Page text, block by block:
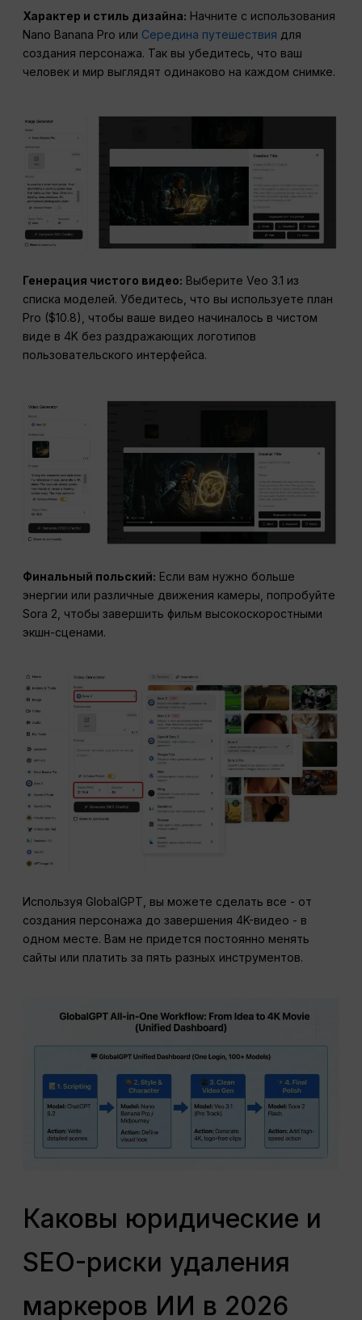
Характер и стиль дизайна: Начните с использования
Nano Banana Pro или Середина путешествия для
создания персонажа. Так вы убедитесь, что ваш
человек и мир выглядят одинаково на каждом снимке.
Генерация чистого видео: Выберите Veo 3.1 из
списка моделей. Убедитесь, что вы используете план
Pro ($10.8), чтобы ваше видео начиналось в чистом
виде в 4K без раздражающих логотипов
пользовательского интерфейса.
Финальный польский: Если вам нужно больше
энергии или различные движения камеры, попробуйте
Sora 2, чтобы завершить фильм высокоскоростными
экшн-сценами.
Используя GlobalGPT, вы можете сделать все - от
создания персонажа до завершения 4K-видео - в
одном месте. Вам не придется постоянно менять
сайты или платить за пять разных инструментов.
Каковы юридические и
SEO-риски удаления
маркеров ИИ в 2026